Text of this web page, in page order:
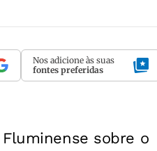
Nos adicione às suas
fontes preferidas
sobre o